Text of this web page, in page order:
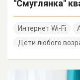
"Смуглянка"
Интернет Wi-Fi
Дети любого